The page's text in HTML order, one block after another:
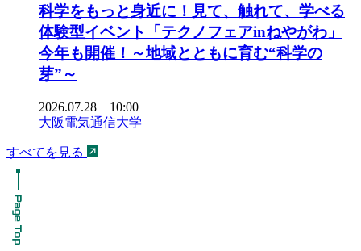
科学をもっと身近に！見て、触れて、学べる
体験型イベント「テクノフェアinねやがわ」
今年も開催！～地域とともに育む“科学の
芽”～
2026.07.28 10:00
大阪電気通信大学
すべてを見る